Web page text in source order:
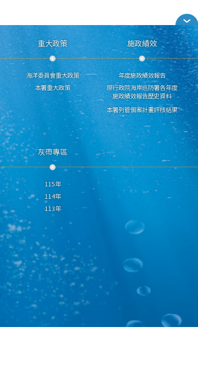
重大政策
海洋委員會重大政策
本署重大政策
施政績效
年度施政績效報告
原行政院海岸巡防署各年度
施政績效報告歷史資料
本署列管個案計畫評核結果
灰帶專區
115年
114年
113年